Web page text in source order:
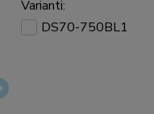
Varianti:
DS70-750BL1